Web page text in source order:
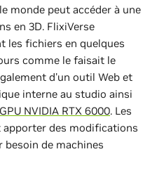
monde peut accéder à une
en 3D. FlixiVerse
les fichiers en quelques
comme le faisait le
d'un outil Web et
interne au studio ainsi
GPU NVIDIA RTX 6000. Les
des modifications
besoin de machines